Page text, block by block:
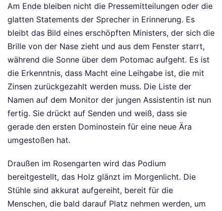
Am Ende bleiben nicht die Pressemitteilungen oder die
glatten Statements der Sprecher in Erinnerung. Es
bleibt das Bild eines erschöpften Ministers, der sich die
Brille von der Nase zieht und aus dem Fenster starrt,
während die Sonne über dem Potomac aufgeht. Es ist
die Erkenntnis, dass Macht eine Leihgabe ist, die mit
Zinsen zurückgezahlt werden muss. Die Liste der
Namen auf dem Monitor der jungen Assistentin ist nun
fertig. Sie drückt auf Senden und weiß, dass sie
gerade den ersten Dominostein für eine neue Ära
umgestoßen hat.
Draußen im Rosengarten wird das Podium
bereitgestellt, das Holz glänzt im Morgenlicht. Die
Stühle sind akkurat aufgereiht, bereit für die
Menschen, die bald darauf Platz nehmen werden, um